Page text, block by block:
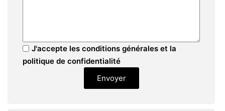
J'accepte les conditions générales et la
politique de confidentialité
Envoyer